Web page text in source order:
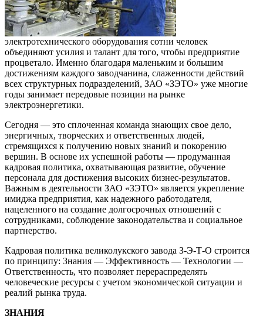
электротехнического оборудования сотни человек
объединяют усилия и талант для того, чтобы предприятие
процветало. Именно благодаря маленьким и большим
достижениям каждого заводчанина, слаженности действий
всех структурных подразделений, ЗАО «ЗЭТО» уже многие
годы занимает передовые позиции на рынке
электроэнергетики.
Сегодня — это сплоченная команда знающих свое дело,
энергичных, творческих и ответственных людей,
стремящихся к получению новых знаний и покорению
вершин. В основе их успешной работы — продуманная
кадровая политика, охватывающая развитие, обучение
персонала для достижения высоких бизнес-результатов.
Важным в деятельности ЗАО «ЗЭТО» является укрепление
имиджа предприятия, как надежного работодателя,
нацеленного на создание долгосрочных отношений с
сотрудниками, соблюдение законодательства и социальное
партнерство.
Кадровая политика великолукского завода З-Э-Т-О строится
по принципу: Знания — Эффективность — Технологии —
Ответственность, что позволяет перераспределять
человеческие ресурсы с учетом экономической ситуации и
реалий рынка труда.
ЗНАНИЯ